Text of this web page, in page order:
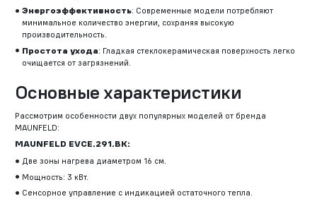
Энергоэффективность: Современные модели потребляют
минимальное количество энергии, сохраняя высокую
производительность.
Простота ухода: Гладкая стеклокерамическая поверхность легко
очищается от загрязнений.
Основные характеристики
Рассмотрим особенности двух популярных моделей от бренда
MAUNFELD:
MAUNFELD EVCE.291.BK:
Две зоны нагрева диаметром 16 см.
Мощность: 3 кВт.
Сенсорное управление с индикацией остаточного тепла.